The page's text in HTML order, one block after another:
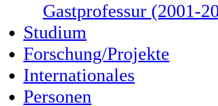
Gastprofessur (2001-
Studium
Forschung/Projekte
Internationales
Personen